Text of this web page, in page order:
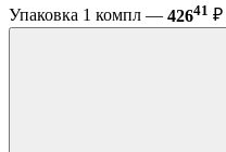
Упаковка 1 компл — 42641 ₽